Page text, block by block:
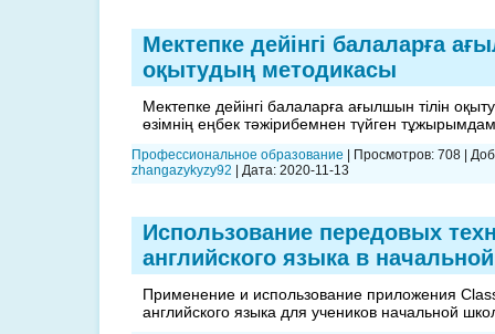
Мектепке дейінгі балаларға
оқытудың методикасы
Мектепке дейінгі балаларға ағылшын тілін
өзімнің еңбек тәжірибемнен түйген
Профессиональное образование Просмотров: 708
zhangazykyzy92
Дата: 2020-11-13
Использование передовых
английского языка в
Применение и использование приложения
английского языка для учеников начальной